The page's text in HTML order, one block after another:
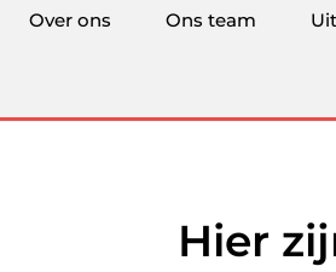
Over ons Ons team
Hier